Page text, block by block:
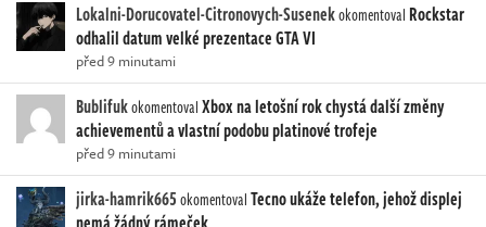
Lokalni-Dorucovatel-Citronovych-Susenekokomentoval Rockstar
odhalil datum velké prezentace GTA VI
před 9 minutami
BublifukokomentovalXbox na letošní rok chystá další změny
achievementů a vlastní podobu platinové trofeje
před 9 minutami
jirka-hamrik665okomentovalTecno ukáže telefon, jehož displej